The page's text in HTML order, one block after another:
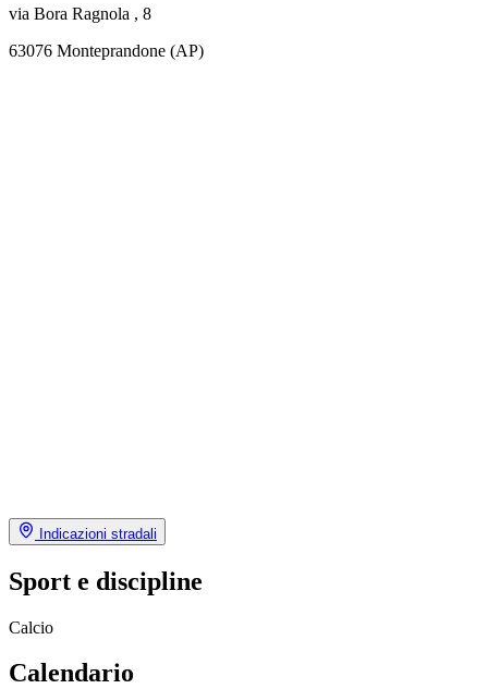
via Bora Ragnola , 8
63076 Monteprandone (AP)
Indicazioni stradali
Sport e discipline
Calcio
Calendario